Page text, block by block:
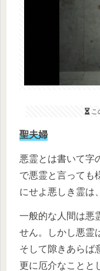
こ
聖夫婦
悪霊とは書いて字
で悪霊と言っても
にせよ悪しき霊は
一般的な人間は悪
せん。しかし悪霊
そして隙きあらば
更に厄介なことと